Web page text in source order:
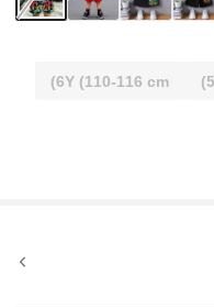
6Y (110-116 cm)